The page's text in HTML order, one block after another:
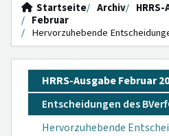
Startseite Archiv
Februar
Hervorzuhebende
HRRS-Ausgabe Februar
Entscheidungen des
Hervorzuhebende